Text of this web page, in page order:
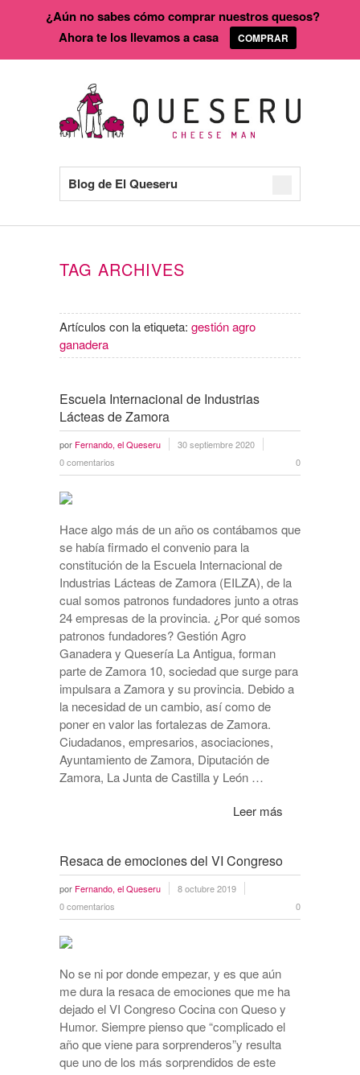
Blog de El Queseru
TAG ARCHIVES
Artículos con la etiqueta: gestión agro
ganadera
Escuela Internacional de Industrias
Lácteas de Zamora
por Fernando, el Queseru
30 septiembre 2020
0 comentarios
0
Hace algo más de un año os contábamos que
se había firmado el convenio para la
constitución de la Escuela Internacional de
Industrias Lácteas de Zamora (EILZA), de la
cual somos patronos fundadores junto a otras
24 empresas de la provincia. ¿Por qué somos
patronos fundadores? Gestión Agro
Ganadera y Quesería La Antigua, forman
parte de Zamora 10, sociedad que surge para
impulsara a Zamora y su provincia. Debido a
la necesidad de un cambio, así como de
poner en valor las fortalezas de Zamora.
Ciudadanos, empresarios, asociaciones,
Ayuntamiento de Zamora, Diputación de
Zamora, La Junta de Castilla y León …
Leer más
Resaca de emociones del VI Congreso
por Fernando, el Queseru
8 octubre 2019
0 comentarios
0
No se ni por donde empezar, y es que aún
me dura la resaca de emociones que me ha
dejado el VI Congreso Cocina con Queso y
Humor. Siempre pienso que “complicado el
año que viene para sorprenderos”y resulta
que uno de los más sorprendidos de este
¿Aún no sabes cómo comprar nuestros quesos?
Ahora te los llevamos a casa
COMPRAR